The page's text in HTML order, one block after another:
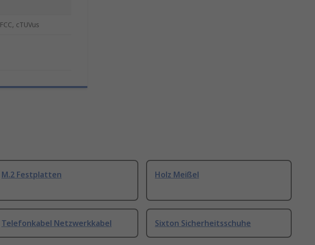
cTUVus
M.2 Festplatten Holz Meißel
Telefonkabel Netzwerkkabel Sixton Sicherheitsschuhe